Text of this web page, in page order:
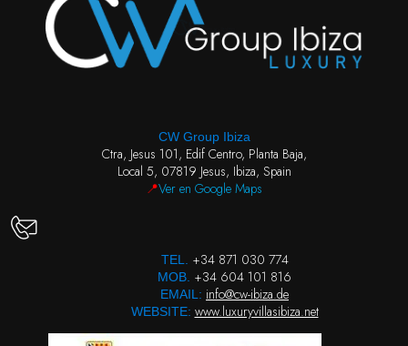
CW Group Ibiza
Ctra, Jesus 101, Edif Centro, Planta Baja,
Local 5, 07819 Jesus, Ibiza, Spain
📍Ver en Google Maps
TEL. +34 871 030 774
MOB. +34 604 101 816
EMAIL: info@cw-ibiza.de
WEBSITE: www.luxuryvillasibiza.net